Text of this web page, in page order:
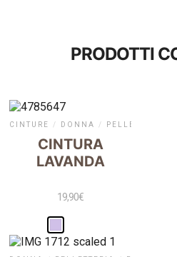
PRODOTTI
CINTURE / DONNA / PELLETTERIA
CINTURA
LAVANDA
19,90€